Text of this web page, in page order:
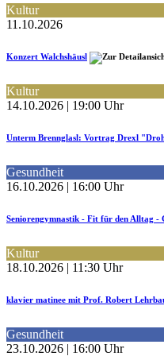
Kultur
11.10.2026
Konzert Walchshäusl
Kultur
14.10.2026 | 19:00 Uhr
Unterm Brennglasl: Vortrag Drexl
Gesundheit
16.10.2026 | 16:00 Uhr
Seniorengymnastik - Fit für den Alltag -
Kultur
18.10.2026 | 11:30 Uhr
klavier matinee mit Prof. Robert
Gesundheit
23.10.2026 | 16:00 Uhr